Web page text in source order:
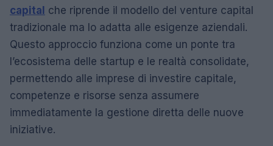
capital che riprende il modello del venture capital
tradizionale ma lo adatta alle esigenze aziendali.
Questo approccio funziona come un ponte tra
l’ecosistema delle startup e le realtà consolidate,
permettendo alle imprese di investire capitale,
competenze e risorse senza assumere
immediatamente la gestione diretta delle nuove
iniziative.